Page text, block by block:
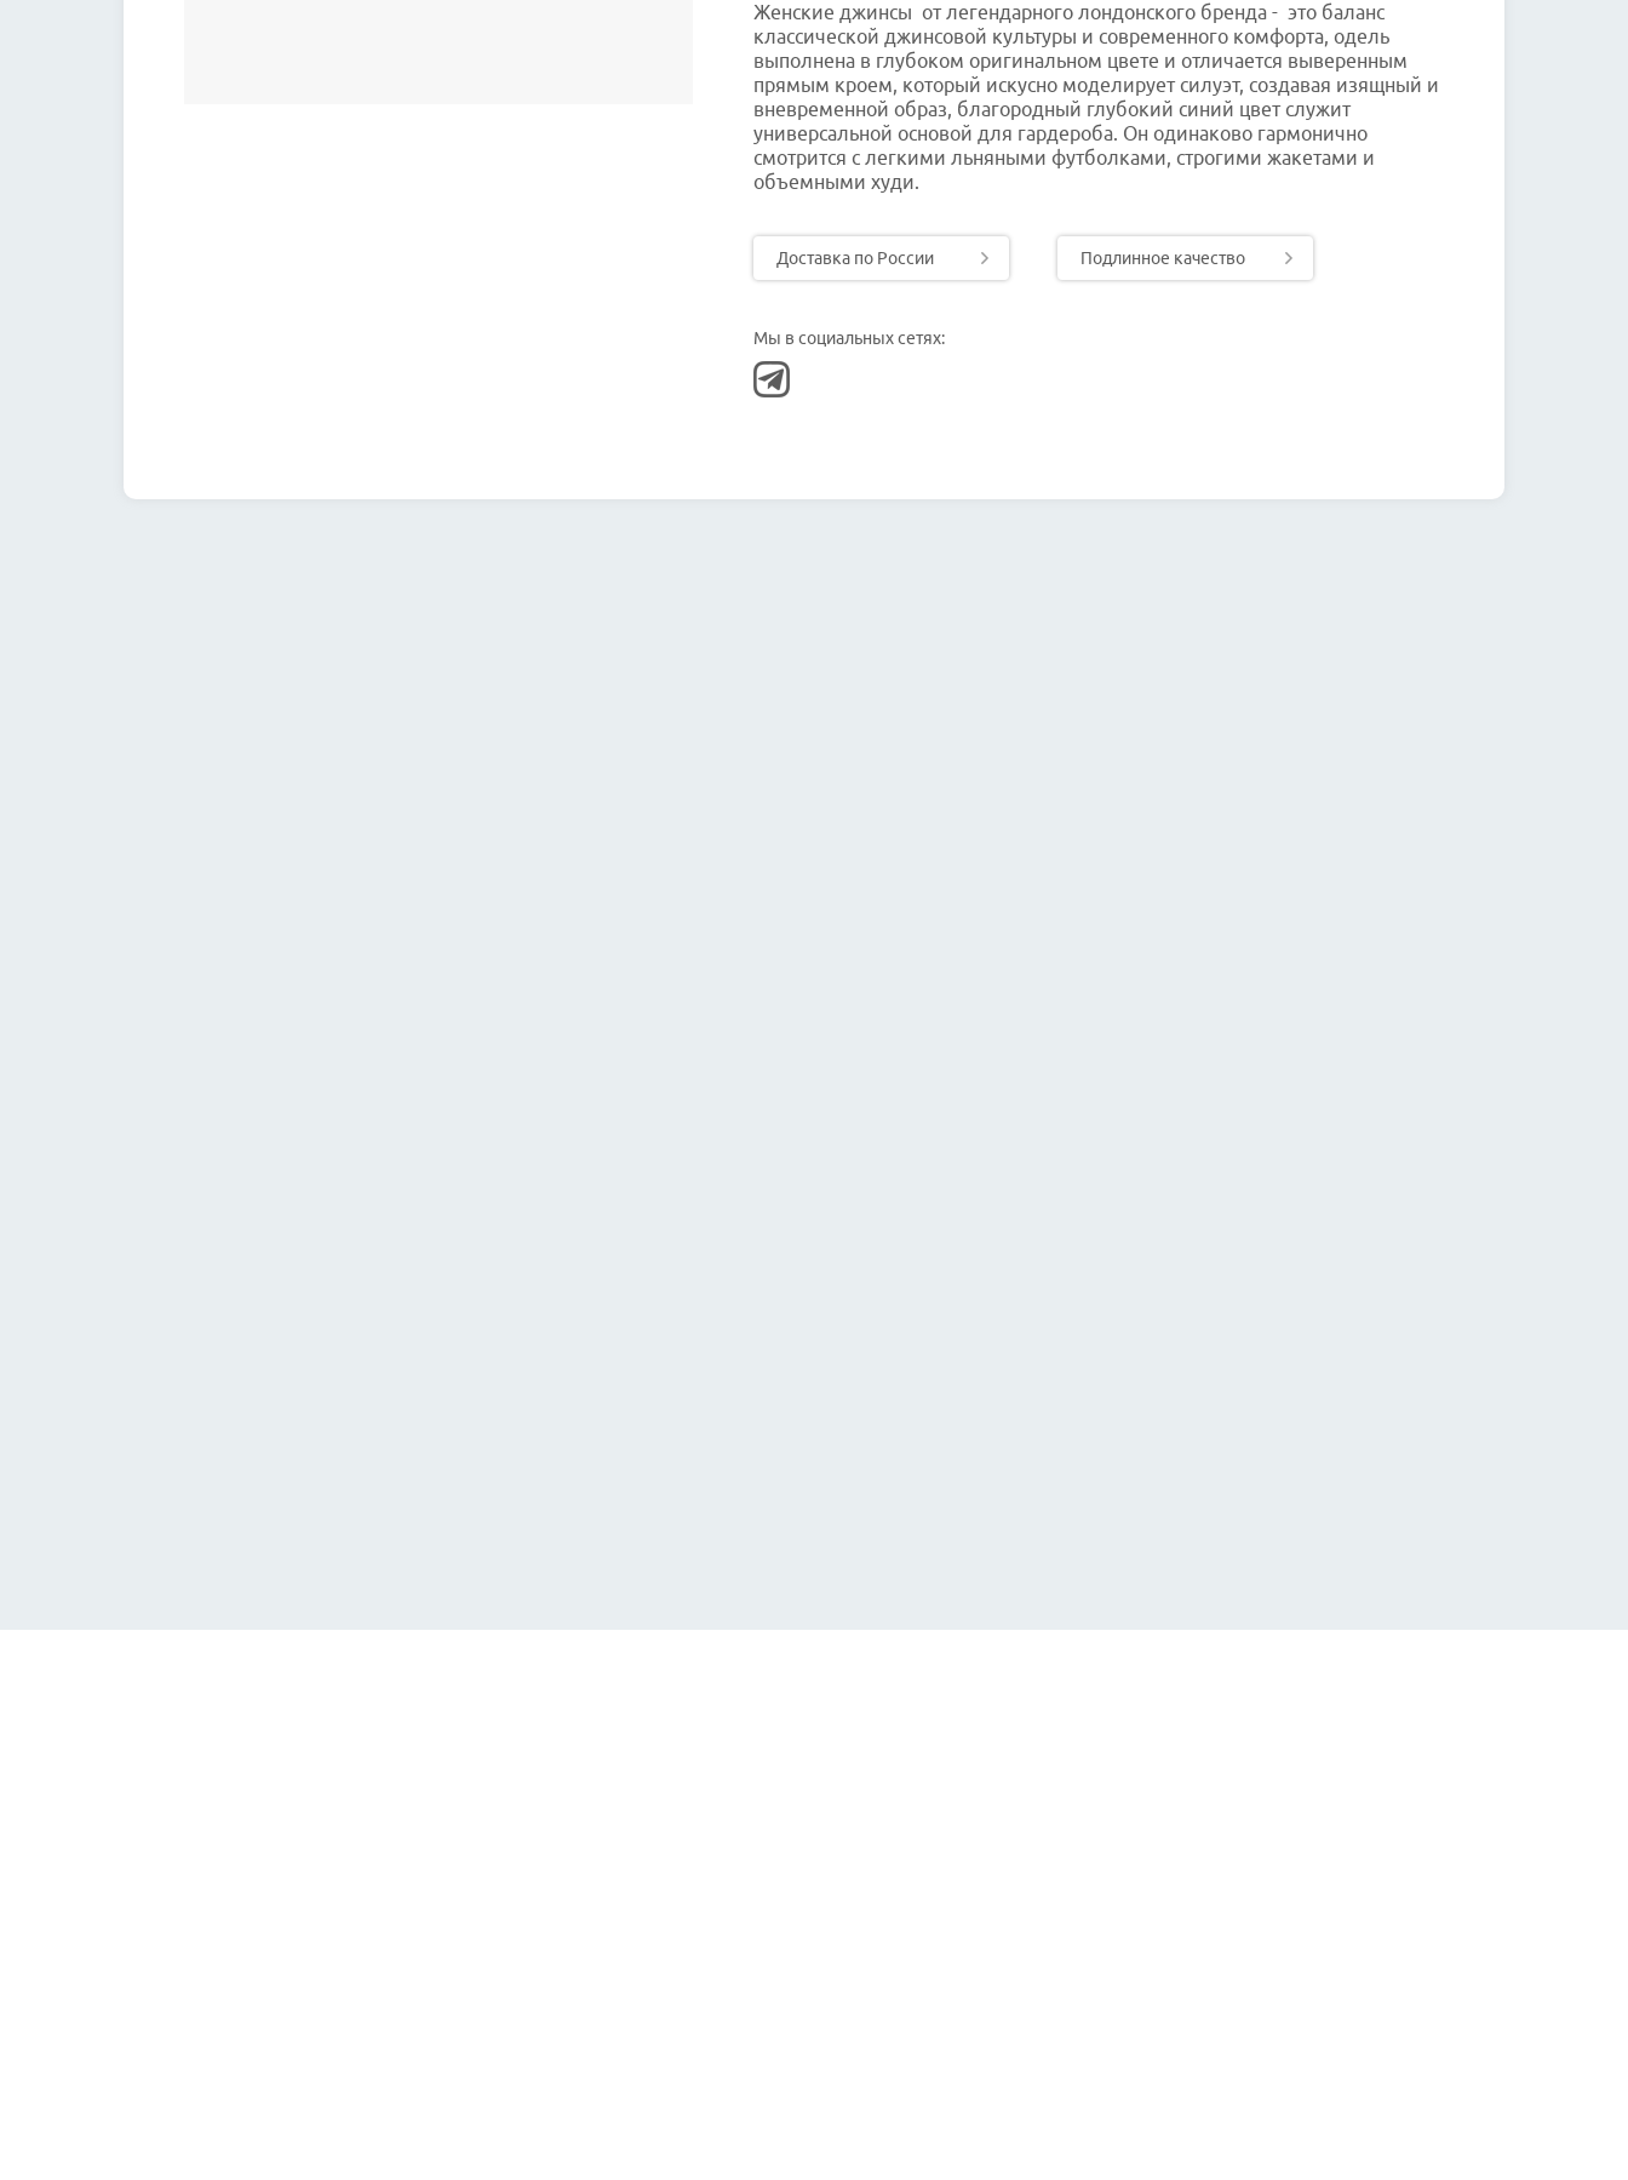
Женские джинсы от легендарного лондонского бренда - это баланс
классической джинсовой культуры и современного комфорта, одель
выполнена в глубоком оригинальном цвете и отличается выверенным
прямым кроем, который искусно моделирует силуэт, создавая изящный и
вневременной образ, благородный глубокий синий цвет служит
универсальной основой для гардероба. Он одинаково гармонично
смотрится с легкими льняными футболками, строгими жакетами и
объемными худи.
Доставка по России Подлинное качество
Мы в социальных сетях: